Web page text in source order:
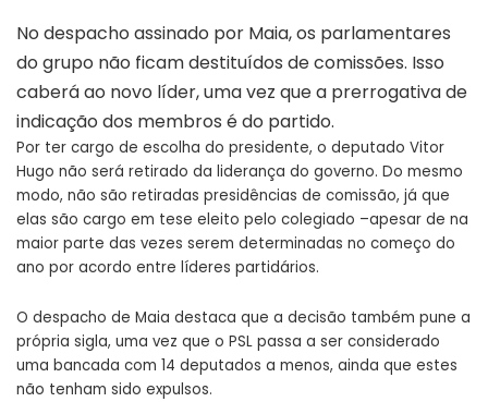
No despacho assinado por Maia, os parlamentares
do grupo não ficam destituídos de comissões. Isso
caberá ao novo líder, uma vez que a prerrogativa de
indicação dos membros é do partido.
Por ter cargo de escolha do presidente, o deputado Vitor
Hugo não será retirado da liderança do governo. Do mesmo
modo, não são retiradas presidências de comissão, já que
elas são cargo em tese eleito pelo colegiado –apesar de na
maior parte das vezes serem determinadas no começo do
ano por acordo entre líderes partidários.
O despacho de Maia destaca que a decisão também pune a
própria sigla, uma vez que o PSL passa a ser considerado
uma bancada com 14 deputados a menos, ainda que estes
não tenham sido expulsos.